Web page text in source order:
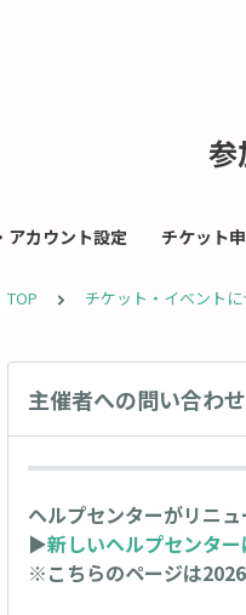
参
アカウント設定 チケット
TOP チケット・イベント
主催者への問い合わ
ヘルプセンターがリニュ
▶︎新しいヘルプセンター
※こちらのページは2026